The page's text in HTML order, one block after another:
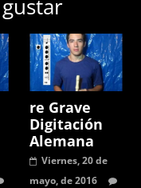
re Grave
Digitación
Alemana
Viernes, 20 de
mayo, de 2016